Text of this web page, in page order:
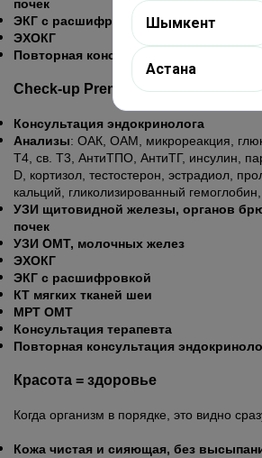
почек
ЭКГ с расшифровкой
ЭХОКГ
Повторная консультация
Check-up Premium – полный
Консультация эндокринолога
Анализы: ОАК, ОАМ, микрореакция,
Т4, св. Т3, АнтиТПО, АнтиТГ, инсулин,
D, кортизол, тестостерон, эстрадиол,
кальций, гликолизированный
УЗИ щитовидной железы, органов
почек
УЗИ ОМТ, молочных желез
ЭХОКГ
ЭКГ с расшифровкой
КТ мягких тканей шеи
МРТ ОМТ
Консультация терапевта
Повторная консультация
Красота = здоровье
Когда организм в порядке, это видно
Кожа чистая и сияющая, без
Шымкент
Астана